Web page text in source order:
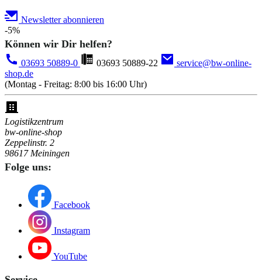
Newsletter abonnieren
-5%
Können wir Dir helfen?
03693 50889-0 03693 50889-22
service@bw-online-
shop.de
(Montag - Freitag: 8:00 bis 16:00 Uhr)
Logistikzentrum
bw-online-shop
Zeppelinstr. 2
98617 Meiningen
Folge uns:
Facebook
Instagram
YouTube